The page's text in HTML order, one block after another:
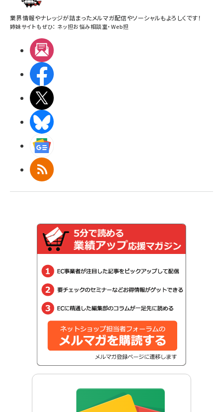
業界情報やナレッジが詰まったメルマガ配信やソーシャルもよろしくです！
姉妹サイトもぜひ： ネッ担お悩み相談室・Web担
RSS